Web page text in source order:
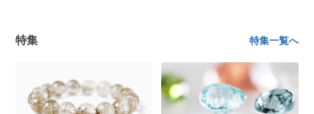
特集 特集一覧へ